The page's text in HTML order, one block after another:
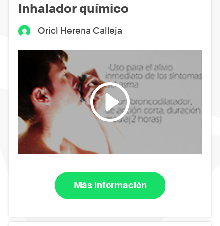
Inhalador químico
Oriol Herena Calleja
Más información